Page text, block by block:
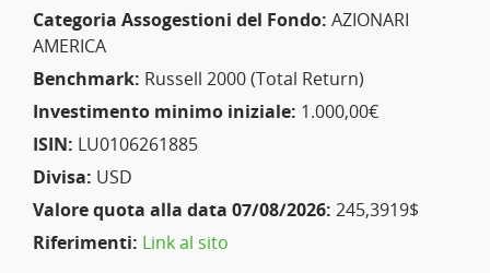
Categoria Assogestioni del Fondo: AZIONARI
AMERICA
Benchmark: Russell 2000 (Total Return)
Investimento minimo iniziale: 1.000,00€
ISIN: LU0106261885
Divisa: USD
Valore quota alla data 07/08/2026: 245,3919$
Riferimenti: Link al sito